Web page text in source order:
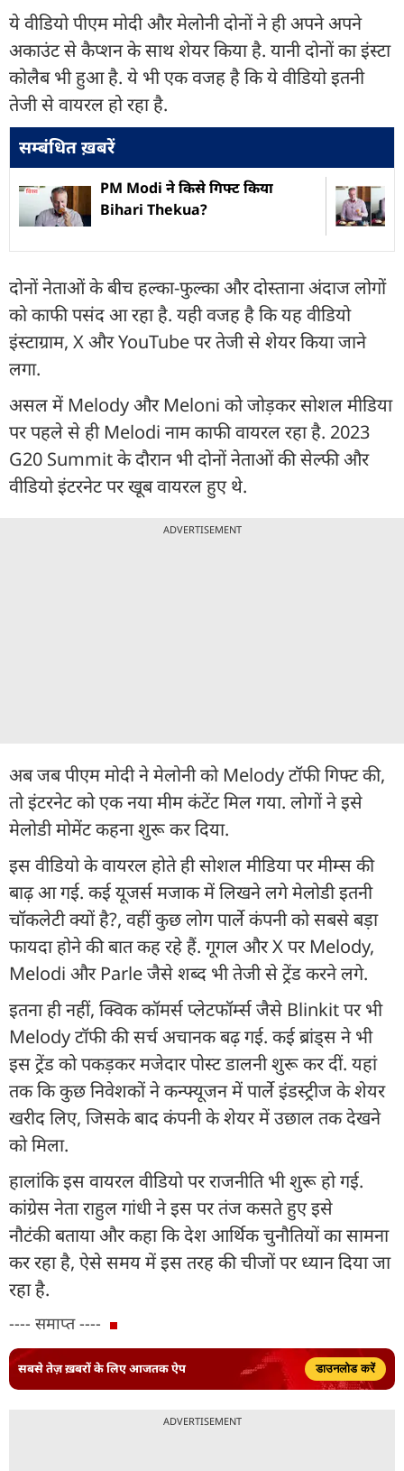
ये वीडियो पीएम मोदी और मेलोनी दोनों ने ही अपने अपने
अकाउंट से कैप्शन के साथ शेयर किया है. यानी दोनों का इंस्टा
कोलैब भी हुआ है. ये भी एक वजह है कि ये वीडियो इतनी
तेजी से वायरल हो रहा है.
सम्बंधित ख़बरें
PM Modi ने किसे गिफ्ट किया
Bihari Thekua?
दोनों नेताओं के बीच हल्का-फुल्का और दोस्ताना अंदाज लोगों
को काफी पसंद आ रहा है. यही वजह है कि यह वीडियो
इंस्टाग्राम, X और YouTube पर तेजी से शेयर किया जाने
लगा.
असल में Melody और Meloni को जोड़कर सोशल मीडिया
पर पहले से ही Melodi नाम काफी वायरल रहा है. 2023
G20 Summit के दौरान भी दोनों नेताओं की सेल्फी और
वीडियो इंटरनेट पर खूब वायरल हुए थे.
ADVERTISEMENT
अब जब पीएम मोदी ने मेलोनी को Melody टॉफी गिफ्ट की,
तो इंटरनेट को एक नया मीम कंटेंट मिल गया. लोगों ने इसे
मेलोडी मोमेंट कहना शुरू कर दिया.
इस वीडियो के वायरल होते ही सोशल मीडिया पर मीम्स की
बाढ़ आ गई. कई यूजर्स मजाक में लिखने लगे मेलोडी इतनी
चॉकलेटी क्यों है?, वहीं कुछ लोग पार्ले कंपनी को सबसे बड़ा
फायदा होने की बात कह रहे हैं. गूगल और X पर Melody,
Melodi और Parle जैसे शब्द भी तेजी से ट्रेंड करने लगे.
इतना ही नहीं, क्विक कॉमर्स प्लेटफॉर्म्स जैसे Blinkit पर भी
Melody टॉफी की सर्च अचानक बढ़ गई. कई ब्रांड्स ने भी
इस ट्रेंड को पकड़कर मजेदार पोस्ट डालनी शुरू कर दीं. यहां
तक कि कुछ निवेशकों ने कन्फ्यूजन में पार्ले इंडस्ट्रीज के शेयर
खरीद लिए, जिसके बाद कंपनी के शेयर में उछाल तक देखने
को मिला.
हालांकि इस वायरल वीडियो पर राजनीति भी शुरू हो गई.
कांग्रेस नेता राहुल गांधी ने इस पर तंज कसते हुए इसे
नौटंकी बताया और कहा कि देश आर्थिक चुनौतियों का सामना
कर रहा है, ऐसे समय में इस तरह की चीजों पर ध्यान दिया जा
रहा है.
---- समाप्त ----
सबसे तेज़ ख़बरों के लिए आजतक ऐप डाउनलोड करें
ADVERTISEMENT